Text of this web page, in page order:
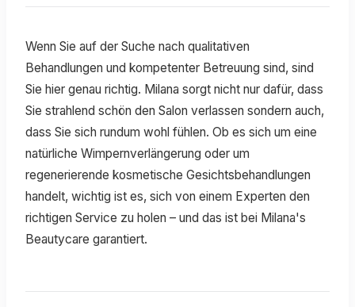
Wenn Sie auf der Suche nach qualitativen
Behandlungen und kompetenter Betreuung sind, sind
Sie hier genau richtig. Milana sorgt nicht nur dafür, dass
Sie strahlend schön den Salon verlassen sondern auch,
dass Sie sich rundum wohl fühlen. Ob es sich um eine
natürliche Wimpernverlängerung oder um
regenerierende kosmetische Gesichtsbehandlungen
handelt, wichtig ist es, sich von einem Experten den
richtigen Service zu holen – und das ist bei Milana's
Beautycare garantiert.